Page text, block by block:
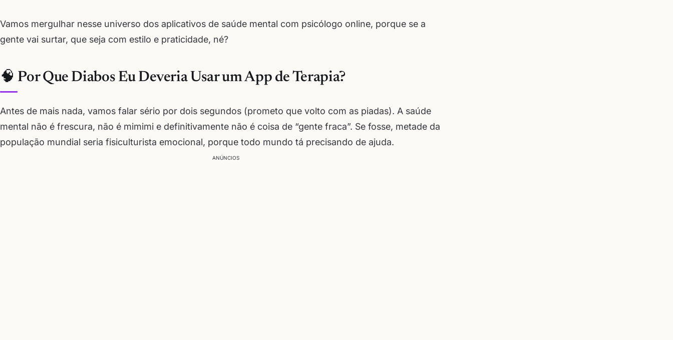
Vamos mergulhar nesse universo dos aplicativos de saúde mental com psicólogo online, porque se a
gente vai surtar, que seja com estilo e praticidade, né?
🧠 Por Que Diabos Eu Deveria Usar um App de Terapia?
Antes de mais nada, vamos falar sério por dois segundos (prometo que volto com as piadas). A saúde
mental não é frescura, não é mimimi e definitivamente não é coisa de “gente fraca”. Se fosse, metade da
população mundial seria fisiculturista emocional, porque todo mundo tá precisando de ajuda.
ANÚNCIOS